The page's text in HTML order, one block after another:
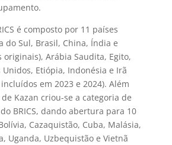
é composto por 11 países
do Sul, Brasil, China, Índia e
originais), Arábia Saudita, Egito,
Unidos, Etiópia, Indonésia e Irã
em 2023 e 2024). Além
Kazan criou-se a categoria de
BRICS, dando abertura para 10
Cazaquistão, Cuba, Malásia,
Uganda, Uzbequistão e Vietnã